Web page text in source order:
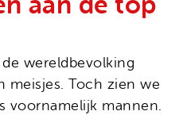
wereldbevolking
meisjes. Toch zien we
voornamelijk mannen.